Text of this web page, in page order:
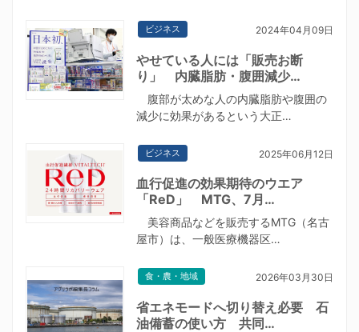
ビジネス 2024年04月09日
やせている人には「販売お断
り」 内臓脂肪・腹囲減少…
腹部が太めな人の内臓脂肪や腹囲の
減少に効果があるという大正…
ビジネス 2025年06月12日
血行促進の効果期待のウエア
「ReD」 MTG、7月…
美容商品などを販売するMTG（名古
屋市）は、一般医療機器区…
食・農・地域 2026年03月30日
省エネモードへ切り替え必要 石
油備蓄の使い方 共同…